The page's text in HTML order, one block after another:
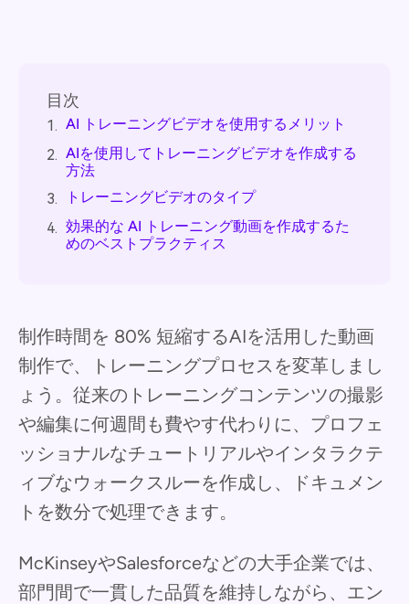
目次
1. AI トレーニングビデオを使用するメリット
2. AIを使用してトレーニングビデオを作成する
方法
3.
トレーニングビデオのタイプ
4. 効果的な AI トレーニング動画を作成するた
めのベストプラクティス
制作時間を 80% 短縮するAIを活用した動画
制作で、トレーニングプロセスを変革しまし
ょう。従来のトレーニングコンテンツの撮影
や編集に何週間も費やす代わりに、プロフェ
ッショナルなチュートリアルやインタラクテ
ィブなウォークスルーを作成し、ドキュメン
トを数分で処理できます。
McKinseyやSalesforceなどの大手企業では、
部門間で一貫した品質を維持しながら、エン